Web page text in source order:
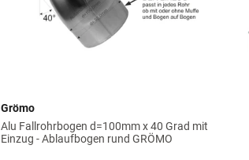
Grömo
Alu Fallrohrbogen d=100mm x 40 Grad mit
Einzug - Ablaufbogen rund GRÖMO